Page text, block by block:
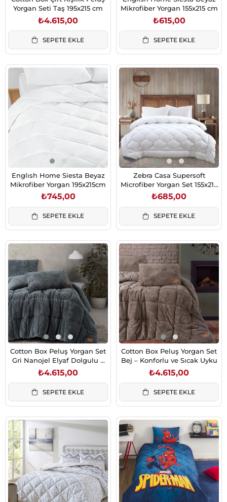
Yorgan Seti Taş 195x215 cm
₺4.615,00
SEPETE EKLE
Mikrofiber Yorgan 155x215 cm
₺615,00
SEPETE EKLE
Englısh Home Siesta Beyaz
Mikrofiber Yorgan 195x215cm
₺745,00
SEPETE EKLE
Zebra Casa Supersoft
Microfiber Yorgan Set 155x215
cm Siesta Gofreli
₺685,00
SEPETE EKLE
Cotton Box Peluş Yorgan Set
Gri Nanojel Elyaf Dolgulu 3
Parça
₺4.615,00
SEPETE EKLE
Cotton Box Peluş Yorgan Set
Bej – Konforlu ve Sıcak Uyku
₺4.615,00
SEPETE EKLE